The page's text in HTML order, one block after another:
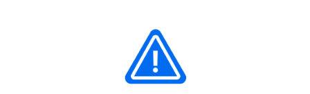
안
전
보
건
공
단